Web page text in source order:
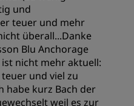
und
teuer und mehr
überall...Danke
Blu Anchorage
nicht mehr aktuell:
und viel zu
habe kurz Bach der
weil es zur